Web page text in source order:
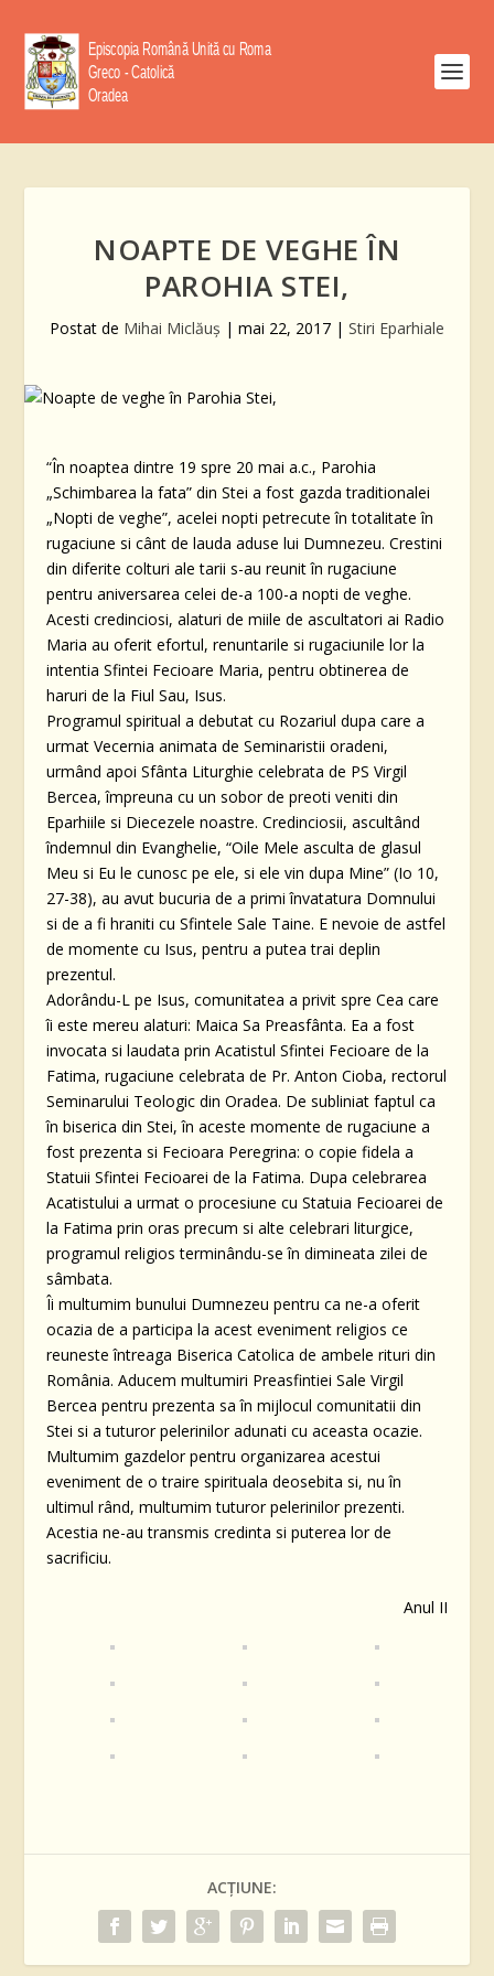
NOAPTE DE VEGHE ÎN
PAROHIA STEI,
Postat de Mihai Miclăuş | mai 22, 2017 | Stiri Eparhiale
“În noaptea dintre 19 spre 20 mai a.c., Parohia
„Schimbarea la fata” din Stei a fost gazda traditionalei
„Nopti de veghe”, acelei nopti petrecute în totalitate în
rugaciune si cânt de lauda aduse lui Dumnezeu. Crestini
din diferite colturi ale tarii s-au reunit în rugaciune
pentru aniversarea celei de-a 100-a nopti de veghe.
Acesti credinciosi, alaturi de miile de ascultatori ai Radio
Maria au oferit efortul, renuntarile si rugaciunile lor la
intentia Sfintei Fecioare Maria, pentru obtinerea de
haruri de la Fiul Sau, Isus.
Programul spiritual a debutat cu Rozariul dupa care a
urmat Vecernia animata de Seminaristii oradeni,
urmând apoi Sfânta Liturghie celebrata de PS Virgil
Bercea, împreuna cu un sobor de preoti veniti din
Eparhiile si Diecezele noastre. Credinciosii, ascultând
îndemnul din Evanghelie, “Oile Mele asculta de glasul
Meu si Eu le cunosc pe ele, si ele vin dupa Mine” (Io 10,
27-38), au avut bucuria de a primi învatatura Domnului
si de a fi hraniti cu Sfintele Sale Taine. E nevoie de astfel
de momente cu Isus, pentru a putea trai deplin
prezentul.
Adorându-L pe Isus, comunitatea a privit spre Cea care
îi este mereu alaturi: Maica Sa Preasfânta. Ea a fost
invocata si laudata prin Acatistul Sfintei Fecioare de la
Fatima, rugaciune celebrata de Pr. Anton Cioba, rectorul
Seminarului Teologic din Oradea. De subliniat faptul ca
în biserica din Stei, în aceste momente de rugaciune a
fost prezenta si Fecioara Peregrina: o copie fidela a
Statuii Sfintei Fecioarei de la Fatima. Dupa celebrarea
Acatistului a urmat o procesiune cu Statuia Fecioarei de
la Fatima prin oras precum si alte celebrari liturgice,
programul religios terminându-se în dimineata zilei de
sâmbata.
Îi multumim bunului Dumnezeu pentru ca ne-a oferit
ocazia de a participa la acest eveniment religios ce
reuneste întreaga Biserica Catolica de ambele rituri din
România. Aducem multumiri Preasfintiei Sale Virgil
Bercea pentru prezenta sa în mijlocul comunitatii din
Stei si a tuturor pelerinilor adunati cu aceasta ocazie.
Multumim gazdelor pentru organizarea acestui
eveniment de o traire spirituala deosebita si, nu în
ultimul rând, multumim tuturor pelerinilor prezenti.
Acestia ne-au transmis credinta si puterea lor de
sacrificiu.
Anul II
ACȚIUNE: